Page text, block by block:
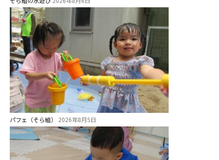
パフェ（そら組） 2026年8月5日
給⾷
課外教室
理事長のことば
教育と保育
美⽊多幼稚園の理想
園の1⽇
年間⾏事
預かり保育［ヒラソル ]